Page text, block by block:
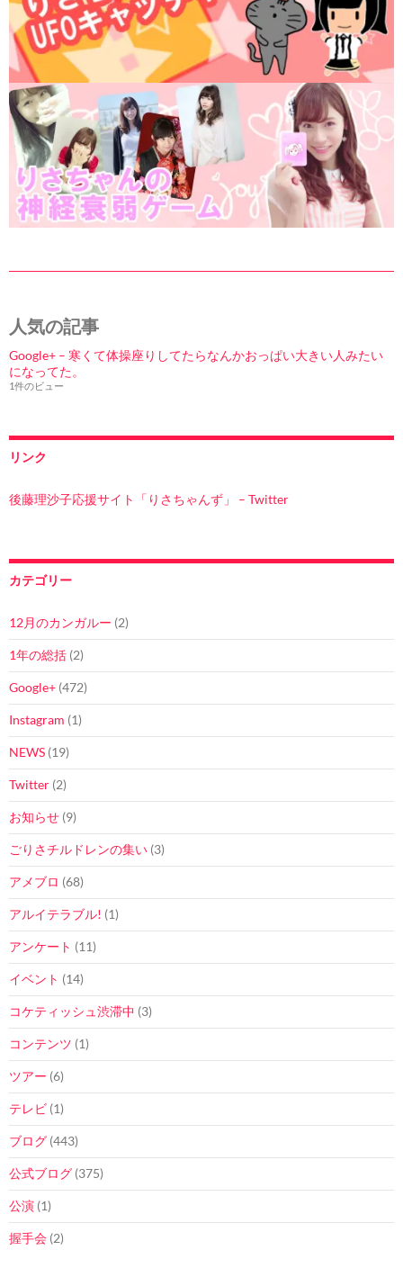
人気の記事
Google+ – 寒くて体操座りしてたらなんかおっぱい大きい人みたい
になってた。
1件のビュー
リンク
後藤理沙子応援サイト「りさちゃんず」 – Twitter
カテゴリー
12月のカンガルー (2)
1年の総括 (2)
Google+ (472)
Instagram (1)
NEWS (19)
Twitter (2)
お知らせ (9)
ごりさチルドレンの集い (3)
アメブロ (68)
アルイテラブル! (1)
アンケート (11)
イベント (14)
コケティッシュ渋滞中 (3)
コンテンツ (1)
ツアー (6)
テレビ (1)
ブログ (443)
公式ブログ (375)
公演 (1)
握手会 (2)